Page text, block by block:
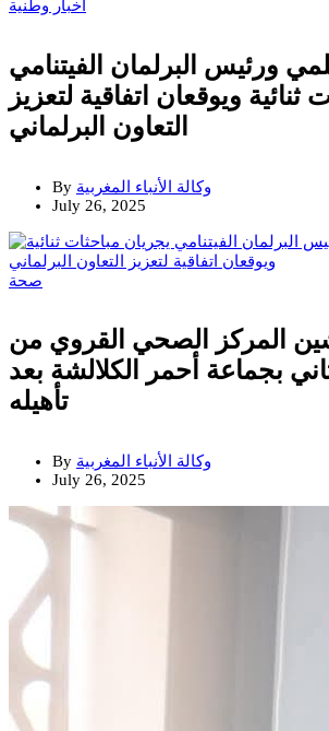
أخبار وطنية
ورئيس البرلمان الفيتنامي
ثنائية ويوقعان اتفاقية لتعزيز
التعاون البرلماني
By وكالة الأنباء المغربية
July 26, 2025
صحة
المركز الصحي القروي من
بجماعة أحمر الكلالشة بعد
تأهيله
By وكالة الأنباء المغربية
July 26, 2025